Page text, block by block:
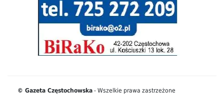
© Gazeta Częstochowska - Wszelkie prawa zastrzeżone